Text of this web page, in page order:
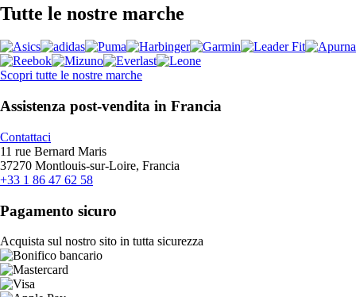
Tutte le nostre marche
Scopri tutte le nostre marche
Assistenza post-vendita in Francia
Contattaci
11 rue Bernard Maris
37270 Montlouis-sur-Loire, Francia
+33 1 86 47 62 58
Pagamento sicuro
Acquista sul nostro sito in tutta sicurezza